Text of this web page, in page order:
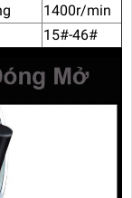
1400r/min
15#-46#